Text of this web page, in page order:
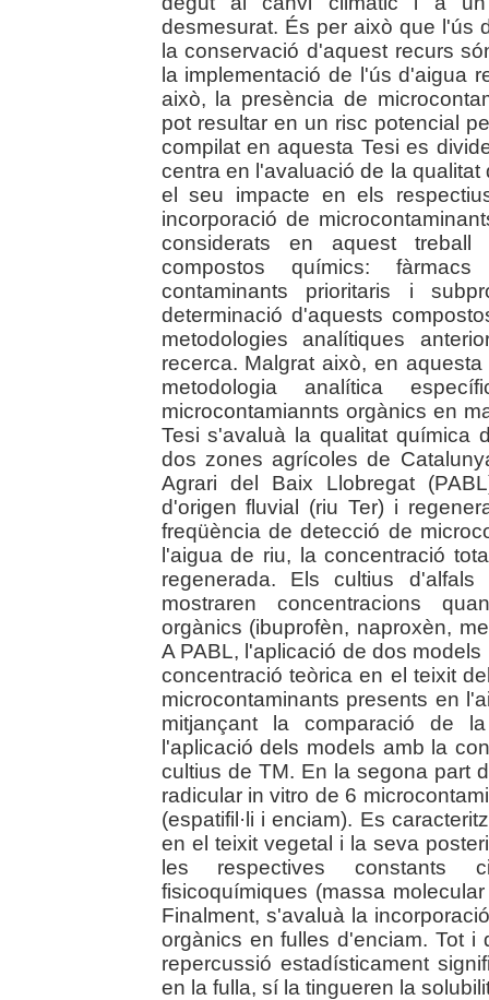
desmesurat. És per això que l'ús
la conservació d'aquest recurs
la implementació de l'ús d'aigua
això, la presència de
pot resultar en un risc potencial
compilat en aquesta Tesi es
centra en l'avaluació de la
el seu impacte en els
incorporació de
considerats en aquest
compostos químics:
contaminants prioritaris i
determinació d'aquests
metodologies analítiques
recerca. Malgrat això, en
metodologia analítica
microcontamiannts orgànics en
Tesi s'avaluà la qualitat química
dos zones agrícoles de
Agrari del Baix Llobregat
d'origen fluvial (riu Ter) i
freqüència de detecció de
l'aigua de riu, la concentració
regenerada. Els cultius
mostraren concentracions
orgànics (ibuprofèn, naproxèn,
A PABL, l'aplicació de dos
concentració teòrica en el teixit
microcontaminants presents en
mitjançant la comparació de
l'aplicació dels models amb la
cultius de TM. En la segona part
radicular in vitro de 6
(espatifil·li i enciam). Es
en el teixit vegetal i la seva
les respectives constants
fisicoquímiques (massa
Finalment, s'avaluà la
orgànics en fulles d'enciam. Tot
repercussió estadísticament
en la fulla, sí la tingueren la